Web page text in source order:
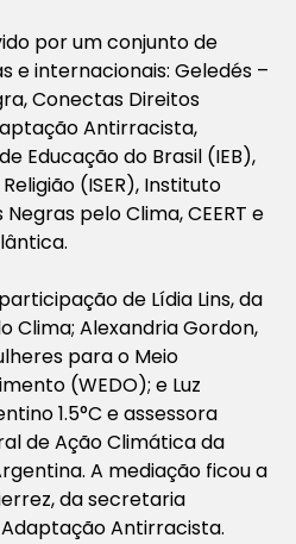
por um conjunto de
e internacionais: Geledés –
Conectas Direitos
Antirracista,
Educação do Brasil (IEB),
(ISER), Instituto
pelo Clima, CEERT e
de Lídia Lins, da
Clima; Alexandria Gordon,
para o Meio
(WEDO); e Luz
1.5°C e assessora
de Ação Climática da
A mediação ficou a
da secretaria
Antirracista.